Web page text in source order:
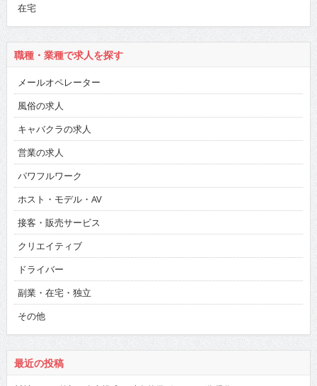
在宅
職種・業種で求人を探す
メールオペレーター
風俗の求人
キャバクラの求人
営業の求人
パワフルワーク
ホスト・モデル・AV
接客・販売サービス
クリエイティブ
ドライバー
副業・在宅・独立
その他
最近の投稿